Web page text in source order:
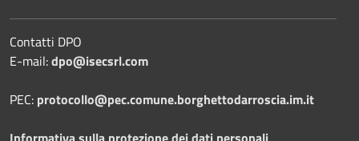
Contatti DPO
E-mail:dpo@isecsrl.com
PEC: protocollo@pec.comune.borghettodarroscia.im.it